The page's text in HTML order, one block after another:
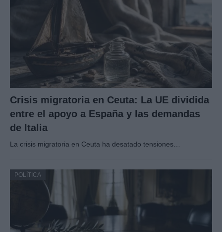
Crisis migratoria en Ceuta: La UE dividida
entre el apoyo a España y las demandas
de Italia
La crisis migratoria en Ceuta ha desatado tensiones…
POLÍTICA